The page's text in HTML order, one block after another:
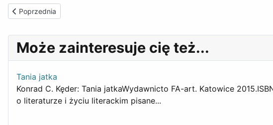
Poprzednia strona: Warunki sprzedaży - Zasady zwrotów
Poprzednia
Może zainteresuje cię też...
Tania jatka
Konrad C. Kęder: Tania jatkaWydawnicto FA-art. Katowice
o literaturze i życiu literackim pisane...